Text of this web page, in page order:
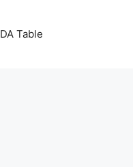
DA Table